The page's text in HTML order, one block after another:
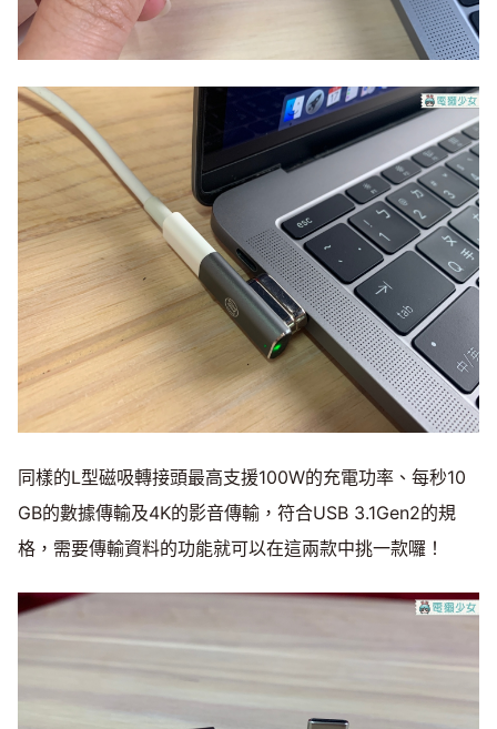
同樣的L型磁吸轉接頭最高支援100W的充電功率、每秒10
GB的數據傳輸及4K的影音傳輸，符合USB 3.1Gen2的規
格，需要傳輸資料的功能就可以在這兩款中挑一款囉！